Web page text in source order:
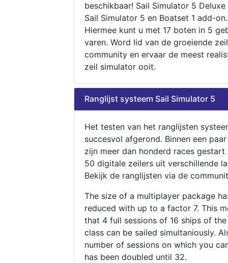
beschikbaar! Sail Simulator 5
Sail Simulator 5 en Boatset 1 add-on.
Hiermee kunt u met 17 boten in 5
varen. Word lid van de groeiende zeil
community en ervaar de meest
zeil simulator ooit.
Ranglijst systeem Sail Simulator 5
Het testen van het ranglijsten
succesvol afgerond. Binnen een
zijn meer dan honderd races gestart
50 digitale zeilers uit verschillende
Bekijk de ranglijsten via de
The size of a multiplayer package
reduced with up to a factor 7. This
that 4 full sessions of 16 ships of
class can be sailed simultaniously.
number of sessions on which you
has been doubled until 32.